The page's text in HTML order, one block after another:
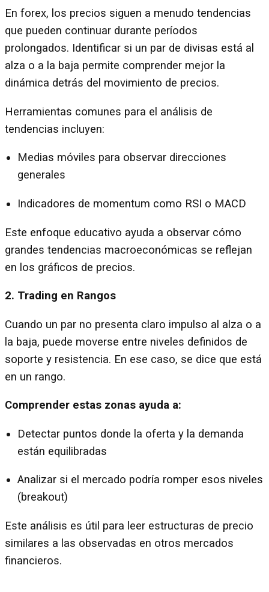
En forex, los precios siguen a menudo tendencias
que pueden continuar durante períodos
prolongados. Identificar si un par de divisas está al
alza o a la baja permite comprender mejor la
dinámica detrás del movimiento de precios.
Herramientas comunes para el análisis de
tendencias incluyen:
Medias móviles para observar direcciones
generales
Indicadores de momentum como RSI o MACD
Este enfoque educativo ayuda a observar cómo
grandes tendencias macroeconómicas se reflejan
en los gráficos de precios.
2. Trading en Rangos
Cuando un par no presenta claro impulso al alza o a
la baja, puede moverse entre niveles definidos de
soporte y resistencia. En ese caso, se dice que está
en un rango.
Comprender estas zonas ayuda a:
Detectar puntos donde la oferta y la demanda
están equilibradas
Analizar si el mercado podría romper esos niveles
(breakout)
Este análisis es útil para leer estructuras de precio
similares a las observadas en otros mercados
financieros.